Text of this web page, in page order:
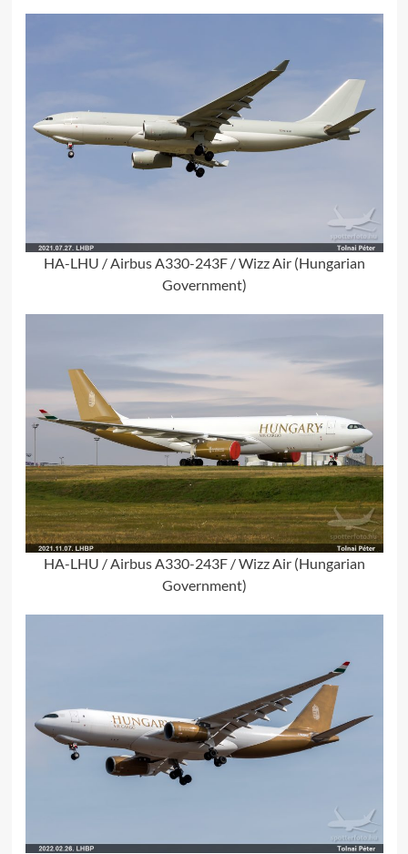
HA-LHU / Airbus A330-243F / Wizz Air (Hungarian
Government)
HA-LHU / Airbus A330-243F / Wizz Air (Hungarian
Government)